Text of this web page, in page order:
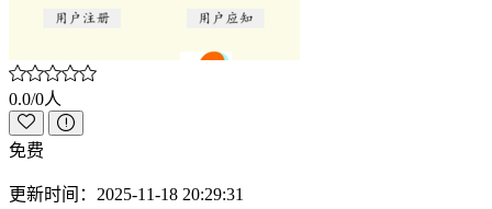
0.0/0人
免费
更新时间： 2025-11-18 20:29:31